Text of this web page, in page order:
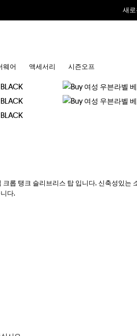
새
웨어 액세서리 시즌오프
롭 탱크 슬리브리스 탑 입니다. 신축성있는
다.